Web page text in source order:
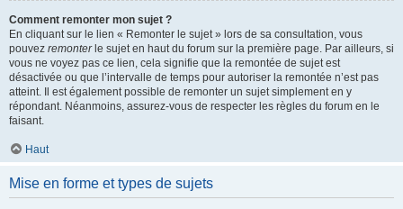
Comment remonter mon sujet ?
En cliquant sur le lien « Remonter le sujet » lors de sa consultation, vous
pouvez remonterle sujet en haut du forum sur la première page. Par ailleurs, si
vous ne voyez pas ce lien, cela signifie que la remontée de sujet est
désactivée ou que l’intervalle de temps pour autoriser la remontée n’est pas
atteint. Il est également possible de remonter un sujet simplement en y
répondant. Néanmoins, assurez-vous de respecter les règles du forum en le
faisant.
Haut
Mise en forme et types de sujets